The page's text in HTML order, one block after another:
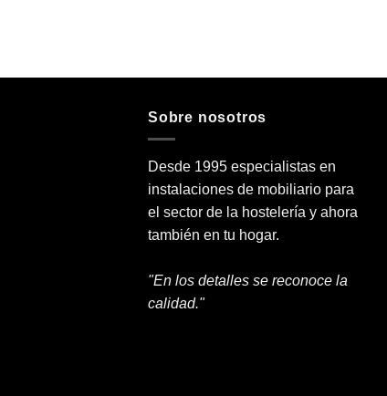
Sobre nosotros
Desde 1995 especialistas en
instalaciones de mobiliario para
el sector de la hostelería y ahora
también en tu hogar.
"En los detalles se reconoce la
calidad."